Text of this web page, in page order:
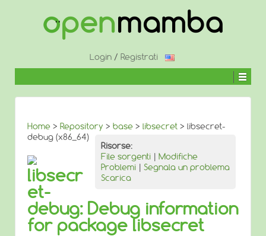
CONTENUTO
Login / Registrati
Home > Repository > base > libsecret > libsecret-
debug (x86_64)
Risorse:
File sorgenti | Modifiche
Problemi | Segnala un problema
Scarica
libsecr
et-
debug: Debug information
for package libsecret